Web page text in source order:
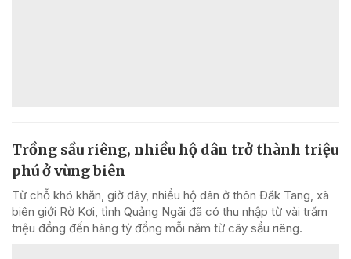
Trồng sầu riêng, nhiều hộ dân trở thành triệu
phú ở vùng biên
Từ chỗ khó khăn, giờ đây, nhiều hộ dân ở thôn Đăk Tang, xã
biên giới Rờ Kơi, tỉnh Quảng Ngãi đã có thu nhập từ vài trăm
triệu đồng đến hàng tỷ đồng mỗi năm từ cây sầu riêng.